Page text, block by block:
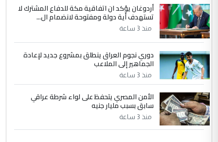
أردوغان يؤكد ان اتفاقية مكة للدفاع المشترك لا
تستهدف أية دولة ومفتوحة لانضمام ال...
منذ 3 ساعة
دوري نجوم العراق ينطلق بمشروع جديد لإعادة
الجماهير إلى الملاعب
منذ 3 ساعة
الأمن المصري يتحفظ على لواء شرطة عراقي
سابق بسبب مليار جنيه
منذ 3 ساعة